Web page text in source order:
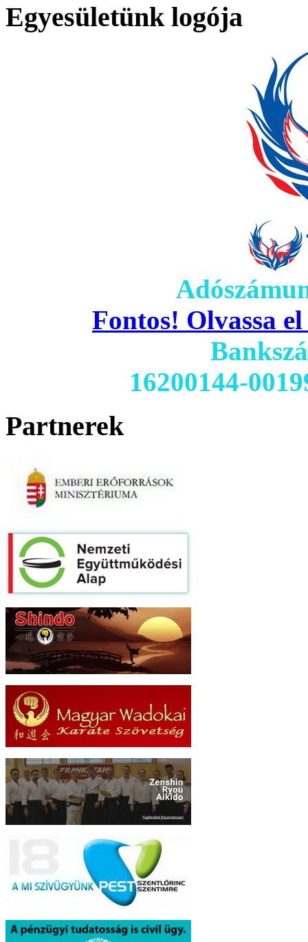
Egyesületünk logója
Fontos! Olvassa
16200144-
Partnerek